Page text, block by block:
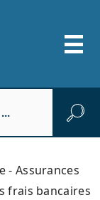
- Assurances
frais bancaires